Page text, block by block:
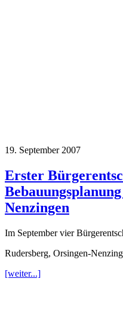
19. September 2007
Erster
Nenzingen
Im September vier
Rudersberg, Orsingen-
[weiter...]